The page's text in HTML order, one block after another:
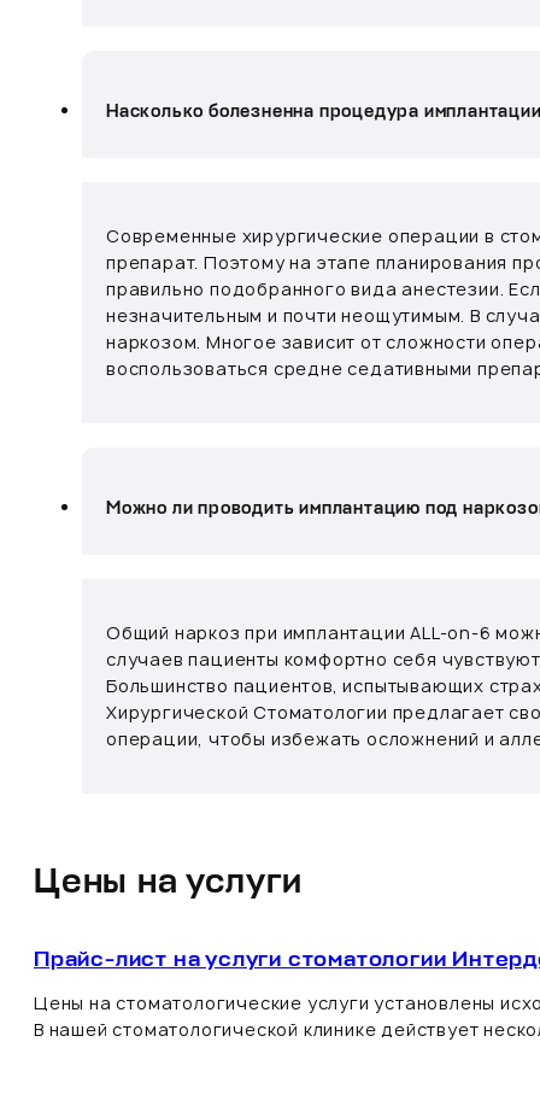
Насколько болезненна процедура
Современные хирургические операции в
препарат. Поэтому на этапе планирования
правильно подобранного вида анестезии.
незначительным и почти неощутимым. В
наркозом. Многое зависит от сложности
воспользоваться средне седативными
Можно ли проводить имплантацию под
Общий наркоз при имплантации ALL-on-6
случаев пациенты комфортно себя
Большинство пациентов, испытывающих
Хирургической Стоматологии предлагает
операции, чтобы избежать осложнений и
Цены на услуги
Прайс-лист на услуги стоматологии
Цены на стоматологические услуги установлены
В нашей стоматологической клинике действует